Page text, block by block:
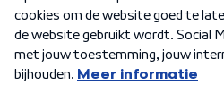
Algemene voorwaarden